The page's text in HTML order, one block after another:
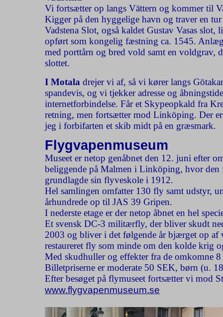
Vi fortsætter op langs Vättern og kommer til
Kigger på den hyggelige havn og traver en
Vadstena Slot, også kaldet Gustav Vasas
opført som kongelig fæstning ca. 1545.
med porttårn og bred vold samt en voldgrav,
slottet.
I Motala drejer vi af, så vi kører langs
spandevis, og vi tjekker adresse og
internetforbindelse. Får et Skypeopkald fra
retning, men fortsætter mod Linköping. Der
jeg i forbifarten et skib midt på en græsmark.
Flygvapenmuseum
Museet er netop genåbnet den 12. juni efter
beliggende på Malmen i Linköping, hvor den
grundlagde sin flyveskole i 1912.
Hel samlingen omfatter 130 fly samt udstyr,
århundrede op til JAS 39 Gripen.
I nederste etage er der netop åbnet en hel
Et svensk DC-3 militærfly, der bliver skudt
2003 og bliver i det følgende år bjærget op af
restaureret fly som minde om den kolde krig
Med skudhuller og effekter fra de omkomne
Billetpriserne er moderate 50 SEK, børn (u.
Efter besøget på flymuseet fortsætter vi mod
www.flygvapenmuseum.se